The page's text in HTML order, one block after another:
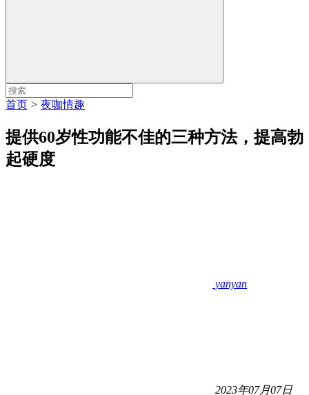
首页 > 夜咖情趣
提供60岁性功能不佳的三种方法，提高勃
起硬度
yanyan
2023年07月07日